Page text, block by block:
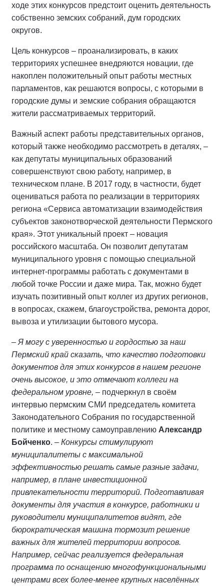
ходе этих конкурсов предстоит оценить деятельность
собственно земских собраний, дум городских
округов.
Цель конкурсов – проанализировать, в каких
территориях успешнее внедряются новации, где
накоплен положительный опыт работы местных
парламентов, как решаются вопросы, с которыми в
городские думы и земские собрания обращаются
жители рассматриваемых территорий.
Важный аспект работы представительных органов,
который также необходимо рассмотреть в деталях, –
как депутаты муниципальных образований
совершенствуют свою работу, например, в
техническом плане. В 2017 году, в частности, будет
оцениваться работа по реализации в территориях
региона «Сервиса автоматизации взаимодействия
субъектов законотворческой деятельности Пермского
края». Этот уникальный проект – новация
российского масштаба. Он позволит депутатам
муниципального уровня с помощью специальной
интернет-программы работать с документами в
любой точке России и даже мира. Так, можно будет
изучать позитивный опыт коллег из других регионов,
в вопросах, скажем, благоустройства, ремонта дорог,
вывоза и утилизации бытового мусора.
– Я могу с уверенностью и гордостью за наш
Пермский край сказать, что качество подготовки
документов для этих конкурсов в нашем регионе
очень высокое, и это отмечают коллеги на
федеральном уровне, – подчеркнул в своём
интервью пермским СМИ председатель комитета
Законодательного Собрания по государственной
политике и местному самоуправлению Александр
Бойченко. – Конкурсы стимулируют
муниципалитеты с максимальной
эффективностью решать самые разные задачи,
например, в плане инвестиционной
привлекательности территорий. Подготавливая
документы для участия в конкурсе, работники и
руководители муниципалитетов видят, где
бюрократическая машина тормозит решение
важных для жителей территории вопросов.
Например, сейчас реализуется федеральная
программа по оснащению многофункциональными
центрами всех более-менее крупных населённых